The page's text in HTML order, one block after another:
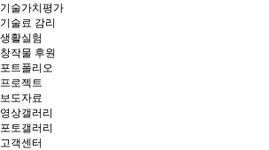
기술가치평가
기술료 감리
생활실험
창작물 후원
포트폴리오
프로젝트
보도자료
영상갤러리
포토갤러리
고객센터